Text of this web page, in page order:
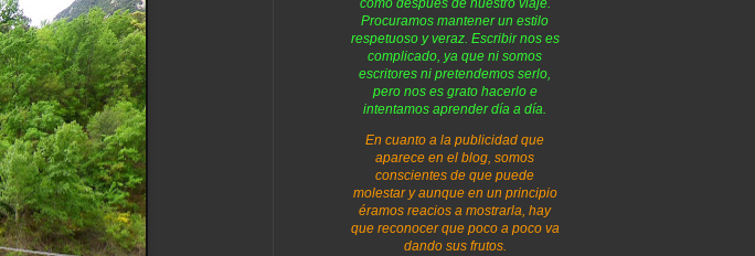
como después de nuestro viaje.
Procuramos mantener un estilo
respetuoso y veraz. Escribir nos es
complicado, ya que ni somos
escritores ni pretendemos serlo,
pero nos es grato hacerlo e
intentamos aprender día a día.
En cuanto a la publicidad que
aparece en el blog, somos
conscientes de que puede
molestar y aunque en un principio
éramos reacios a mostrarla, hay
que reconocer que poco a poco va
dando sus frutos.